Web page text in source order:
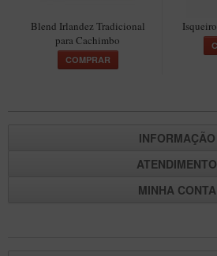
Blend Irlandez Tradicional
para Cachimbo
COMPRAR
INFORMAÇÃO
ATENDIMENTO
MINHA CONTA